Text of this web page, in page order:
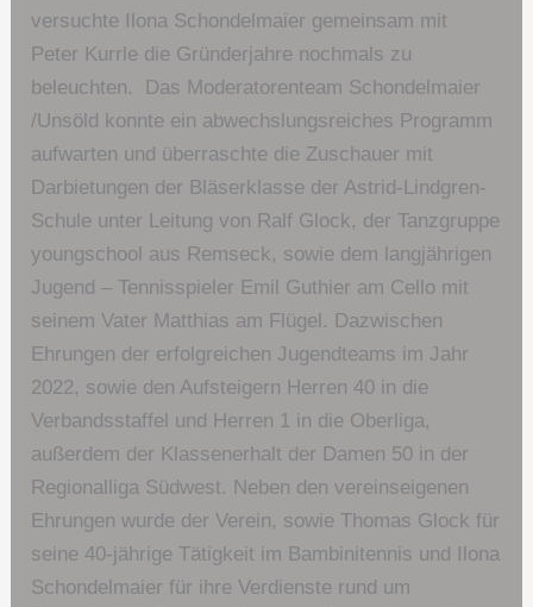
versuchte Ilona Schondelmaier gemeinsam mit
Peter Kurrle die Gründerjahre nochmals zu
beleuchten. Das Moderatorenteam Schondelmaier
/Unsöld konnte ein abwechslungsreiches Programm
aufwarten und überraschte die Zuschauer mit
Darbietungen der Bläserklasse der Astrid-Lindgren-
Schule unter Leitung von Ralf Glock, der Tanzgruppe
youngschool aus Remseck, sowie dem langjährigen
Jugend – Tennisspieler Emil Guthier am Cello mit
seinem Vater Matthias am Flügel. Dazwischen
Ehrungen der erfolgreichen Jugendteams im Jahr
2022, sowie den Aufsteigern Herren 40 in die
Verbandsstaffel und Herren 1 in die Oberliga,
außerdem der Klassenerhalt der Damen 50 in der
Regionalliga Südwest. Neben den vereinseigenen
Ehrungen wurde der Verein, sowie Thomas Glock für
seine 40-jährige Tätigkeit im Bambinitennis und Ilona
Schondelmaier für ihre Verdienste rund um